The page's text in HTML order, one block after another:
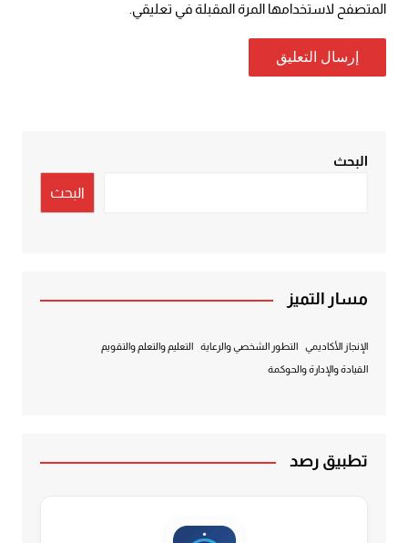
المتصفح لاستخدامها المرة المقبلة في تعليقي.
البحث
البحث
مسار التميز
الإنجاز الأكاديمي التطور الشخصي والرعاية التعليم والتعلم والتقويم
القيادة والإدارة والحوكمة
تطبيق رصد